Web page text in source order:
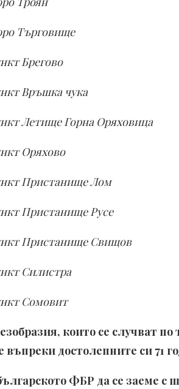
Търговище
Брегово
Връшка чука
Летище Горна Оряховица
Оряхово
Пристанище Лом
Пристанище Русе
Пристанище Свищов
Силистра
Сомовит
които се случват
въпреки достолепните си 71
ФБР да се заеме с